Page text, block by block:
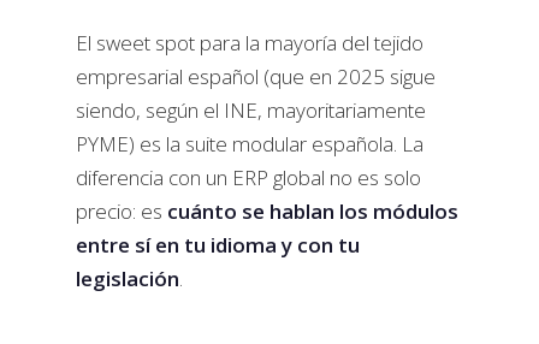
El sweet spot para la mayoría del tejido
empresarial español (que en 2025 sigue
siendo, según el INE, mayoritariamente
PYME) es la suite modular española. La
diferencia con un ERP global no es solo
precio: es cuánto se hablan los módulos
entre sí en tu idioma y con tu
legislación